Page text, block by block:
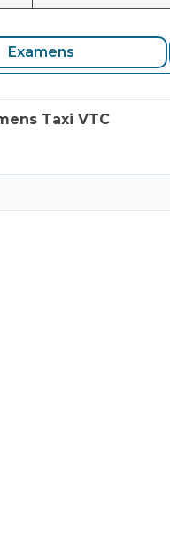
Examens
Taxi VTC